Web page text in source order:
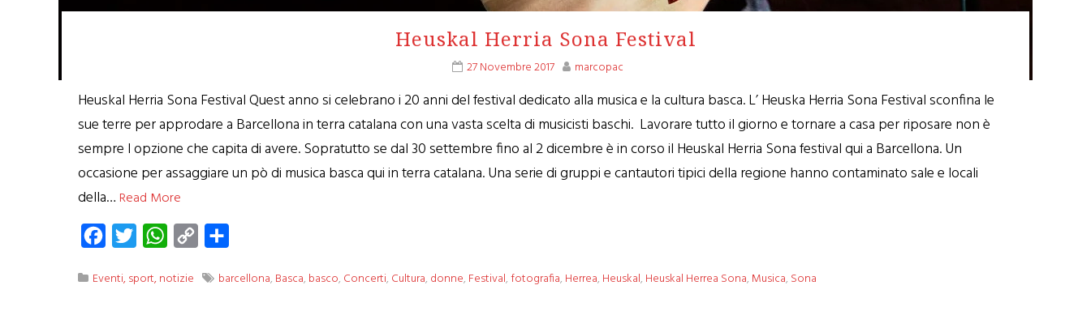
Heuskal Herria Sona Festival
27 Novembre 2017 marcopac
Heuskal Herria Sona Festival Quest anno si celebrano i 20 anni del festival dedicato alla musica e la cultura basca. L’ Heuska Herria Sona Festival sconfina le
sue terre per approdare a Barcellona in terra catalana con una vasta scelta di musicisti baschi. Lavorare tutto il giorno e tornare a casa per riposare non è
sempre l opzione che capita di avere. Sopratutto se dal 30 settembre fino al 2 dicembre è in corso il Heuskal Herria Sona festival qui a Barcellona. Un
occasione per assaggiare un pò di musica basca qui in terra catalana. Una serie di gruppi e cantautori tipici della regione hanno contaminato sale e locali
della… Read More
Facebook
Twitter WhatsApp
Copy
Eventi, sport, notizie barcellona, Basca, basco, Concerti, Cultura, donne, Festival,fotografia, Herrea, Heuskal, Heuskal Herrea Sona, Musica, Sona